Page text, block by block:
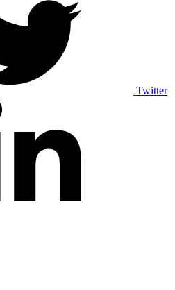
Twitter